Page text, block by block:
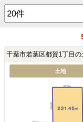
千葉市若葉区都賀1丁目の
土地